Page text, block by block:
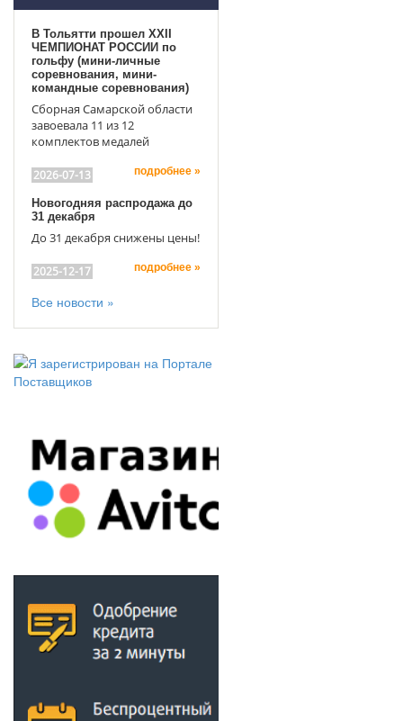
В Тольятти прошел XXII
ЧЕМПИОНАТ РОССИИ по
гольфу (мини-личные
соревнования, мини-
командные соревнования)
Сборная Самарской области
завоевала 11 из 12
комплектов медалей
2026-07-13 подробнее »
Новогодняя распродажа до
31 декабря
До 31 декабря снижены цены!
2025-12-17 подробнее »
Все новости »